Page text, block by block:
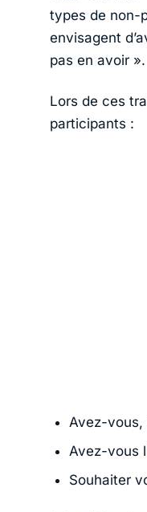
types de non-
envisagent
pas en avoir ».
Lors de ces
participants :
Avez-vous,
Avez-vous
Souhaiter